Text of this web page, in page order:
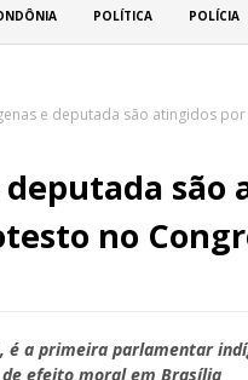
POLÍTICA POLÍCIA
e deputada são atingidos
no
é a primeira parlamentar
efeito moral em Brasília